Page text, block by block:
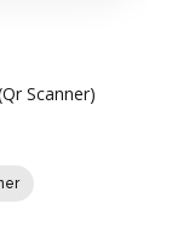
Scanner)